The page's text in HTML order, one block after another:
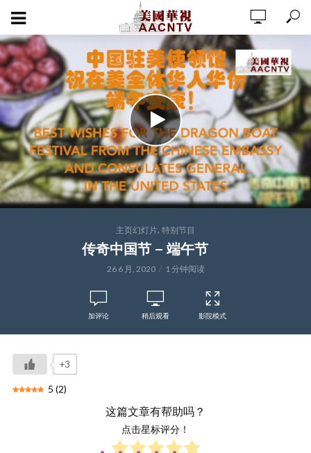
主页幻灯片, 特别节目
传奇中国节 – 端午节
26 6 月, 2020 1 分钟阅读
加评论 稍后观看 影院模式
+3
5 (2)
这篇文章有帮助吗？
点击星标评分！